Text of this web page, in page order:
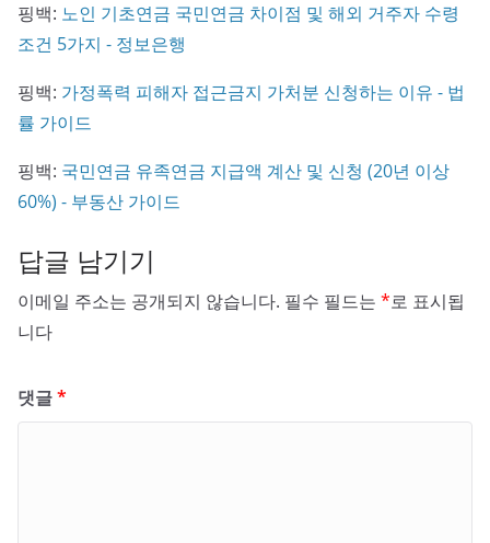
핑백: 노인 기초연금 국민연금 차이점 및 해외 거주자 수령
조건 5가지 - 정보은행
핑백: 가정폭력 피해자 접근금지 가처분 신청하는 이유 - 법
률 가이드
핑백: 국민연금 유족연금 지급액 계산 및 신청 (20년 이상
60%) - 부동산 가이드
답글 남기기
이메일 주소는 공개되지 않습니다. 필수 필드는 *로 표시됩
니다
댓글*